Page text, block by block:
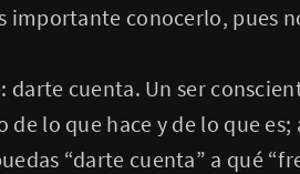
conocerlo, pues
cuenta. Un ser
lo que hace y de lo que
“darte cuenta” a qué